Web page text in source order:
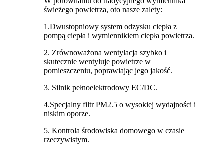
świeżego powietrza, oto nasze zalety:
1.Dwustopniowy system odzysku ciepła z
pompą ciepła i wymiennikiem ciepła powietrza.
2. Zrównoważona wentylacja szybko i
skutecznie wentyluje powietrze w
pomieszczeniu, poprawiając jego jakość.
3. Silnik pełnoelektrodowy EC/DC.
4.Specjalny filtr PM2.5 o wysokiej wydajności i
niskim oporze.
5. Kontrola środowiska domowego w czasie
rzeczywistym.